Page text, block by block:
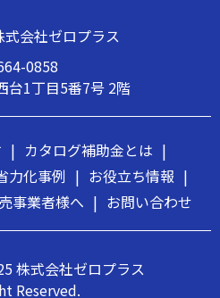
会社ゼロプラス
0858
台1丁目5番7号 2階
| カタログ補助金とは |
力化事例 | お役立ち情報 |
事業者様へ | お問い合わせ
株式会社ゼロプラス
Reserved.